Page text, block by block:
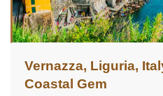
Vernazza, Liguria,
Coastal Gem